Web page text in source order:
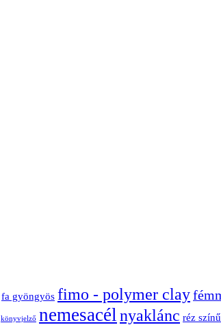
fa gyöngyös fimo - polymer clay
könyvjelző nemesacél nyaklánc réz színű